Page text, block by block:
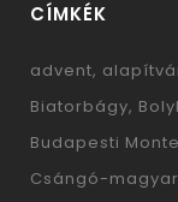
CÍMKÉK
advent
Biatorbágy
Budapesti
Csángó-